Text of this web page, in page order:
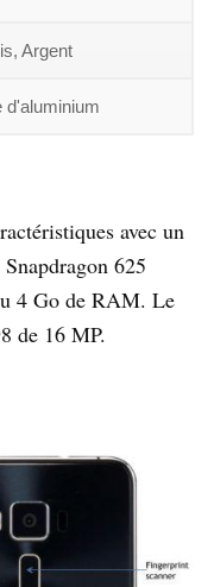
Argent
d'aluminium
avec un
625
4 Go de RAM. Le
de 16 MP.